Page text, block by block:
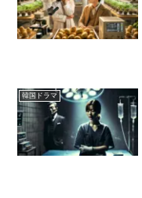
韓国ドラマ